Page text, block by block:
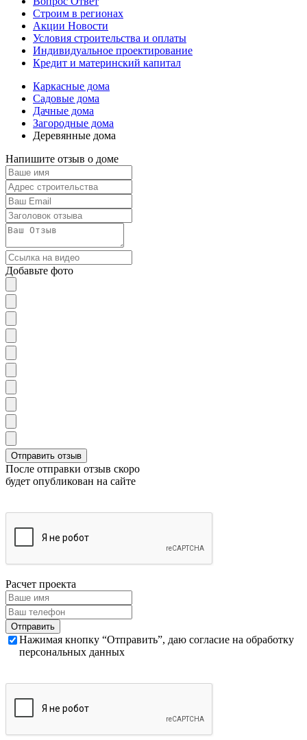
Строим в регионах
Акции Новости
Условия строительства и оплаты
Индивидуальное проектирование
Кредит и материнский капитал
Каркасные дома
Садовые дома
Дачные дома
Загородные дома
Деревянные дома
Напишите отзыв о доме
Добавьте фото
После отправки отзыв скоро
будет опубликован на сайте
Расчет проекта
Нажимая кнопку “Отправить”, даю согласие на обработку
персональных данных